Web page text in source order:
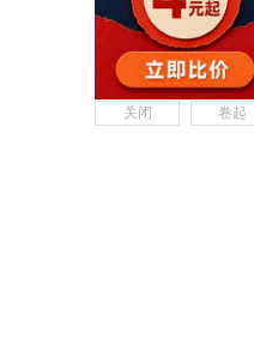
关闭 卷起